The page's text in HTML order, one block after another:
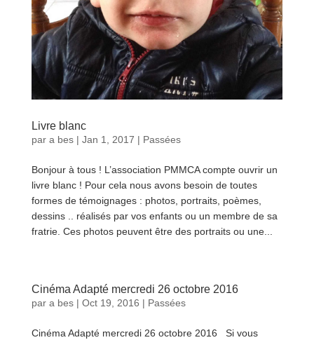
Livre blanc
par a bes| Jan 1, 2017 | Passées
Bonjour à tous ! L’association PMMCA compte ouvrir un
livre blanc ! Pour cela nous avons besoin de toutes
formes de témoignages : photos, portraits, poèmes,
dessins .. réalisés par vos enfants ou un membre de sa
fratrie. Ces photos peuvent être des portraits ou une...
Cinéma Adapté mercredi 26 octobre 2016
par a bes| Oct 19, 2016 | Passées
Cinéma Adapté mercredi 26 octobre 2016 Si vous